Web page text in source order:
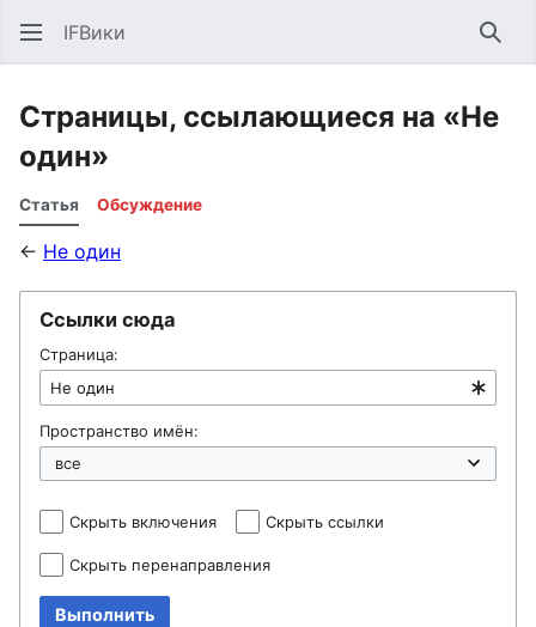
IFВики
Страницы, ссылающиеся на «Не
один»
Статья Обсуждение
← Не один
Ссылки сюда
Страница:
Пространство имён:
Скрыть включения Скрыть ссылки
Скрыть перенаправления
Выполнить